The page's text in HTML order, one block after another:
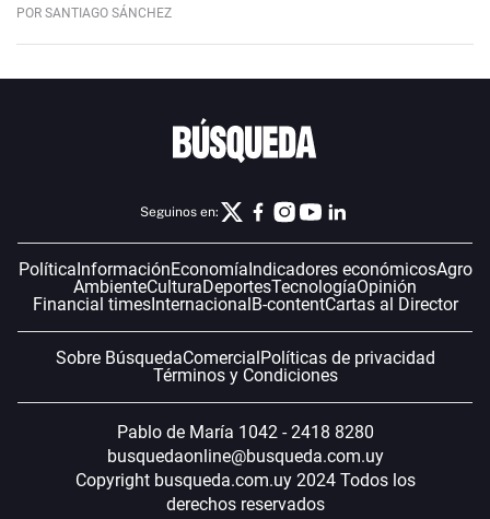
POR SANTIAGO SÁNCHEZ
Seguinos en:
Política InformaciónEconomía Indicadores económicosAgro
AmbienteCulturaDeportesTecnologíaOpinión
Financial timesInternacional B-contentCartas al Director
Sobre BúsquedaComercial Políticas de privacidad
Términos y Condiciones
Pablo de María 1042 - 2418 8280
busquedaonline@busqueda.com.uy
Copyright busqueda.com.uy 2024 Todos los
derechos reservados